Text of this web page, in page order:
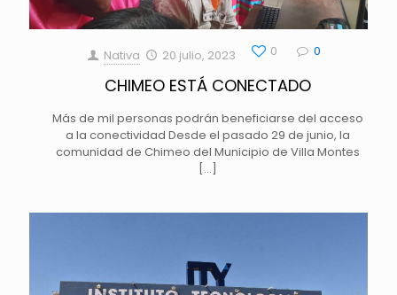
Nativa 20 julio, 2023 0 0
CHIMEO ESTÁ CONECTADO
Más de mil personas podrán beneficiarse del acceso
a la conectividad Desde el pasado 29 de junio, la
comunidad de Chimeo del Municipio de Villa Montes
[…]